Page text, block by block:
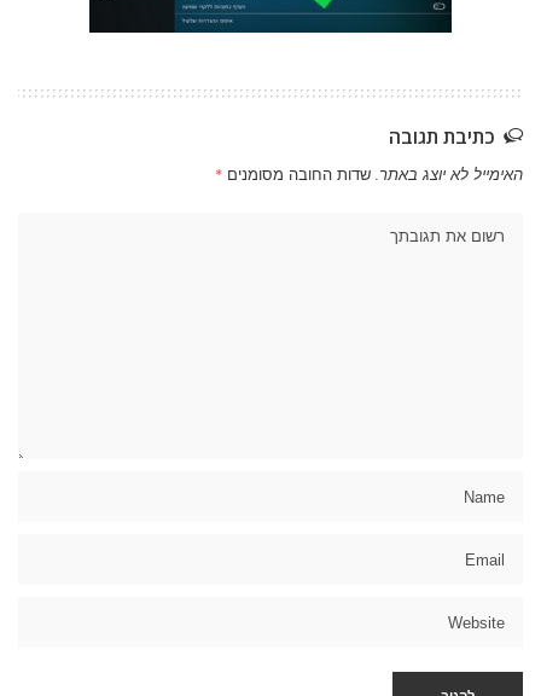
כתיבת תגובה
האימייל לא יוצג באתר. שדות החובה מסומנים *